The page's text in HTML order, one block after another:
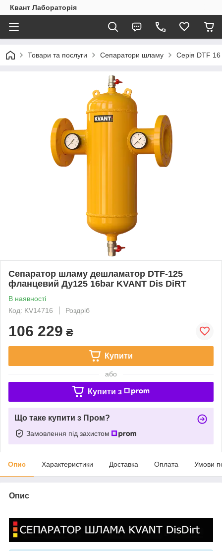
Квант Лабораторія
Товари та послуги Сепаратори шламу Серія DTF
Сепаратор шламу дешламатор DTF-125
фланцевий Ду125 16bar KVANT Dis DiRT
В наявності
Код: KV14716
Роздріб
106 229 ₴
Купити
або
Купити з
Що таке купити з Пром?
Замовлення під захистом
Опис Характеристики Доставка Оплата Умови
Опис